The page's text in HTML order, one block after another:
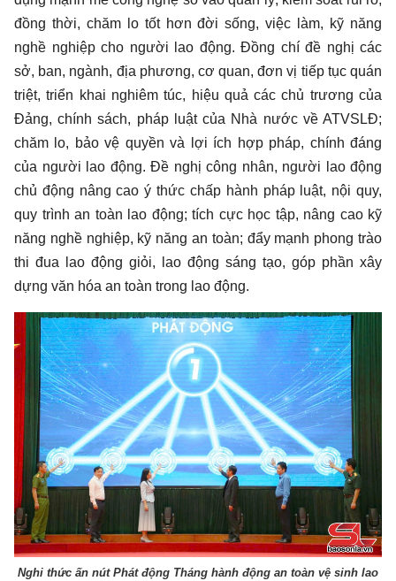
đồng thời, chăm lo tốt hơn đời sống, việc làm, kỹ năng
nghề nghiệp cho người lao động. Đồng chí đề nghị các
sở, ban, ngành, địa phương, cơ quan, đơn vị tiếp tục quán
triệt, triển khai nghiêm túc, hiệu quả các chủ trương của
Đảng, chính sách, pháp luật của Nhà nước về ATVSLĐ;
chăm lo, bảo vệ quyền và lợi ích hợp pháp, chính đáng
của người lao động. Đề nghị công nhân, người lao động
chủ động nâng cao ý thức chấp hành pháp luật, nội quy,
quy trình an toàn lao động; tích cực học tập, nâng cao kỹ
năng nghề nghiệp, kỹ năng an toàn; đẩy mạnh phong trào
thi đua lao động giỏi, lao động sáng tạo, góp phần xây
dựng văn hóa an toàn trong lao động.
Nghi thức ấn nút Phát động Tháng hành động an toàn vệ sinh lao